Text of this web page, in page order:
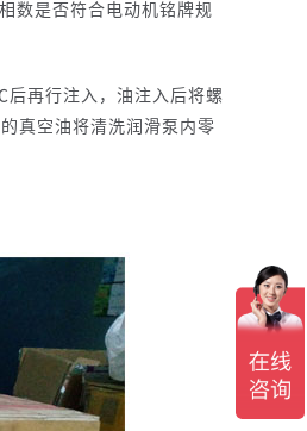
数是否符合电动机铭牌规
再行注入，油注入后将螺
真空油将清洗润滑泵内零